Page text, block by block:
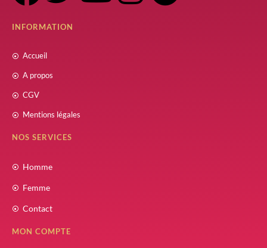
INFORMATION
Accueil
A propos
CGV
Mentions légales
NOS SERVICES
Homme
Femme
Contact
MON COMPTE